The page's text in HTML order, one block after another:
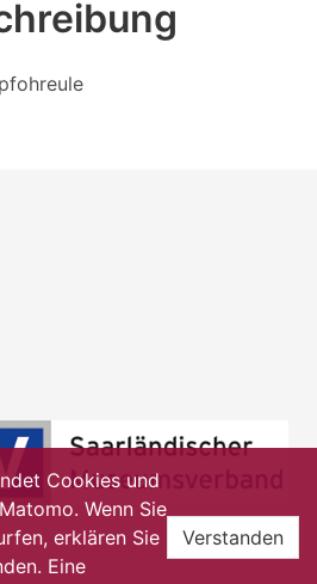
Cookies und
Wenn Sie
erklären Sie
Eine
Verstanden